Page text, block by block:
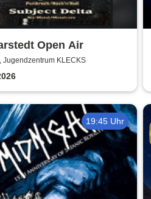
Open Air
Jugendzentrum KLECKS
19:45 Uhr